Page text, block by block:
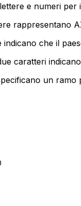
e numeri
rappresentano
indicano che il
caratteri
un ramo